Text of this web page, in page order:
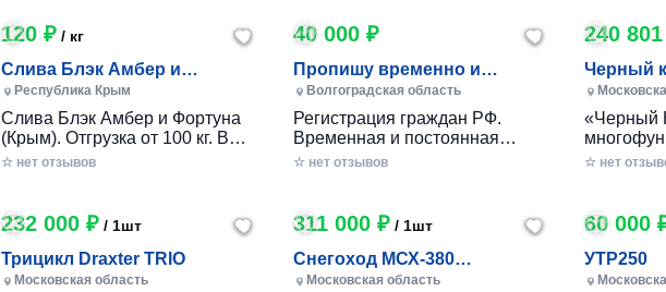
120 ₽/ кг
Слива Блэк Амбер и
Фортуна (Крым)
Республика Крым
Слива Блэк Амбер и Фортуна
(Крым). Отгрузка от 100 кг. В
картонном ящике по 7-10 кг.
☆ нет отзывов
40 000 ₽
Пропишу временно и
постоянно в Волжском
Волгоградская область
Регистрация граждан РФ.
Временная и постоянная
официально через мфц.
☆ нет отзывов
240
Черный
«Черный
колесный
садами и
☆ нет
232 000 ₽/ 1шт
Трицикл Draxter TRIO
Московская область
311 000 ₽/ 1шт
Снегоход МСХ-380
(20л.с.-11А-РС, Вариатор,
Московская область
60 000
УТР250